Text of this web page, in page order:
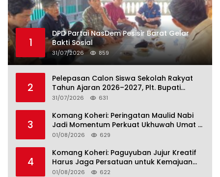
1
DPD Partai NasDem Pesisir Barat Gelar
Bakti Sosial
31/07/2026 859
2
Pelepasan Calon Siswa Sekolah Rakyat
Tahun Ajaran 2026–2027, Plt. Bupati
Lamteng Tegaskan Komitmen Hadirkan
31/07/2026 631
3
Komang Koheri: Peringatan Maulid Nabi
Jadi Momentum Perkuat Ukhuwah Umat di
Lampung Tengah
01/08/2026 629
4
Komang Koheri: Paguyuban Jujur Kreatif
Harus Jaga Persatuan untuk Kemajuan
Lampung Tengah
01/08/2026 622